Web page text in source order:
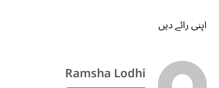
اپنی رائے دیں
Ramsha Lodhi